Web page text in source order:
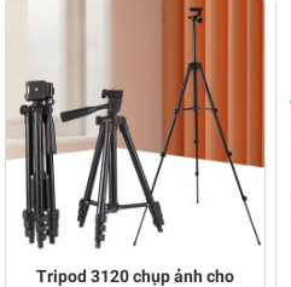
Tripod 3120 chụp ảnh cho